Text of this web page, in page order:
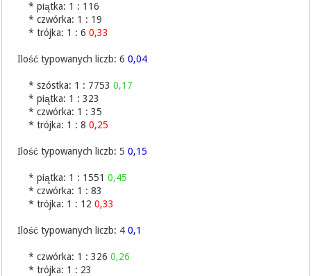
* piątka: 1 : 116
* czwórka: 1 : 19
* trójka: 1 : 60,33
Ilość typowanych liczb: 60,04
* szóstka: 1 : 77530,17
* piątka: 1 : 323
* czwórka: 1 : 35
* trójka: 1 : 80,25
Ilość typowanych liczb: 50,15
* piątka: 1 : 15510,45
* czwórka: 1 : 83
* trójka: 1 : 120,33
Ilość typowanych liczb: 40,1
* czwórka: 1 : 3260,26
* trójka: 1 : 23